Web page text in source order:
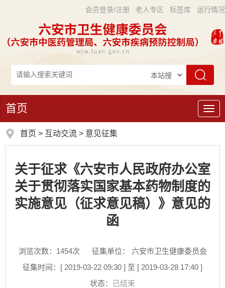
会员登录/注册 老人专区 标签库 运行情况
导
首页
首页 > 互动交流 > 意见征集
关于征求《六安市人民政府办公室
关于贯彻落实国家基本药物制度的
实施意见（征求意见稿）》意见的
函
浏览次数： 1454次
征集单位： 六安市卫生健康委员会
征集时间：[ 2019-03-22 09:30 ] 至 [ 2019-03-28 17:40 ]
状态： 已结束